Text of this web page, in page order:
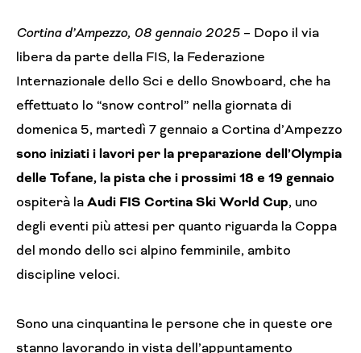
Cortina d’Ampezzo, 08 gennaio 2025– Dopo il via
libera da parte della FIS, la Federazione
Internazionale dello Sci e dello Snowboard, che ha
effettuato lo “snow control” nella giornata di
domenica 5, martedì 7 gennaio a Cortina d’Ampezzo
sono iniziati i lavori per la preparazione dell’Olympia
delle Tofane, la pista che i prossimi 18 e 19 gennaio
ospiterà laAudi FIS Cortina Ski World Cup, uno
degli eventi più attesi per quanto riguarda la Coppa
del mondo dello sci alpino femminile, ambito
discipline veloci.
Sono una cinquantina le persone che in queste ore
stanno lavorando in vista dell’appuntamento